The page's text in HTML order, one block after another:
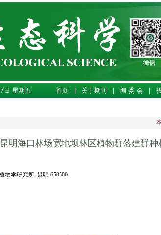
日 星期五 首页 关于期刊 编 委 会
明海口林场宽地坝林区植物群落建群种
物学研究所, 昆明 650500